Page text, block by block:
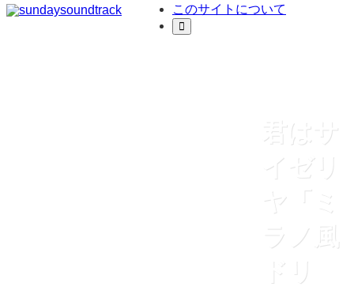
このサイトについて
君はサ
イゼリ
ヤ「ミ
ラノ風
ドリ